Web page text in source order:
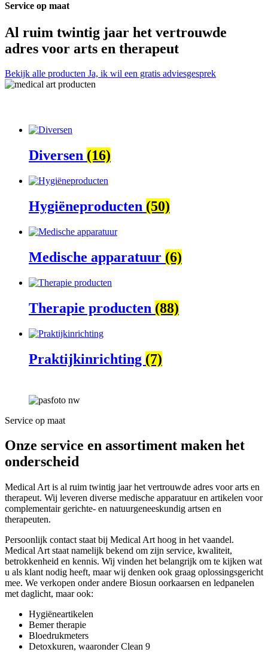
Service op maat
Al ruim twintig jaar het vertrouwde
adres voor arts en therapeut
Bekijk alle producten Ja, ik wil een gratis adviesgesprek
Diversen (16)
Hygiëneproducten (50)
Medische apparatuur (6)
Therapie producten (88)
Praktijkinrichting (7)
Service op maat
Onze service en assortiment maken het
onderscheid
Medical Art is al ruim twintig jaar het vertrouwde adres voor arts en
therapeut. Wij leveren diverse medische apparatuur en artikelen voor
complementair gerichte- en natuurgeneeskundig artsen en
therapeuten.
Persoonlijk contact staat bij Medical Art hoog in het vaandel.
Medical Art staat namelijk bekend om zijn service, kwaliteit,
betrokkenheid en kennis. Wij vinden het belangrijk om te kijken wat
u als klant nodig heeft, maar wij denken ook graag oplossingsgericht
mee. We verkopen onder andere Biosun oorkaarsen en ledpanelen
met daglicht, maar ook:
Hygiëneartikelen
Bemer therapie
Bloedrukmeters
Detoxkuren, waaronder Clean 9